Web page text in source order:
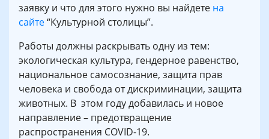
заявку и что для этого нужно вы найдете на
сайте“Культурной столицы”.
Работы должны раскрывать одну из тем:
экологическая культура, гендерное равенство,
национальное самосознание, защита прав
человека и свобода от дискриминации, защита
животных. В этом году добавилась и новое
направление – предотвращение
распространения COVID-19.